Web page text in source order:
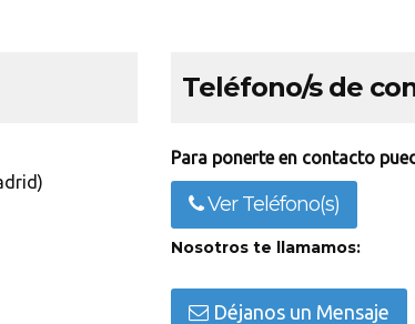
Teléfono/s de
Para ponerte en contacto
Ver Teléfono(s)
Nosotros te llamamos:
Déjanos un Mensaje